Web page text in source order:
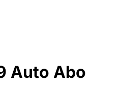
Auto Abo